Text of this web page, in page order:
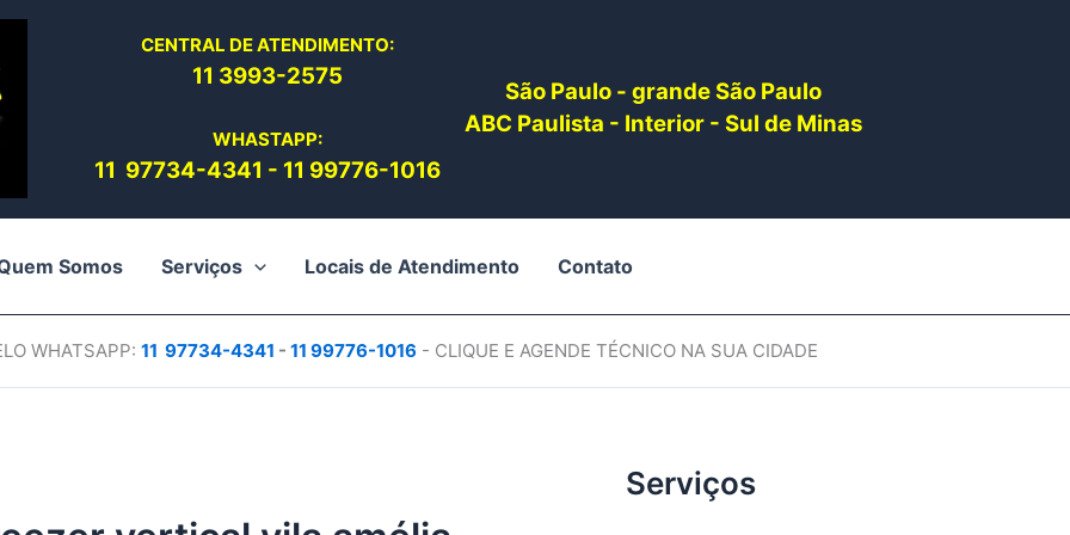
CENTRAL DE ATENDIMENTO:
11 3993-2575
WHASTAPP:
11 97734-4341 - 11 99776-1016
São Paulo - grande São Paulo
ABC Paulista - Interior - Sul de Minas
Somos Serviços Locais de Atendimento Contato
WHATSAPP: 11 97734-4341 - 11 99776-1016 - CLIQUE E AGENDE TÉCNICO NA SUA CIDADE
Serviços